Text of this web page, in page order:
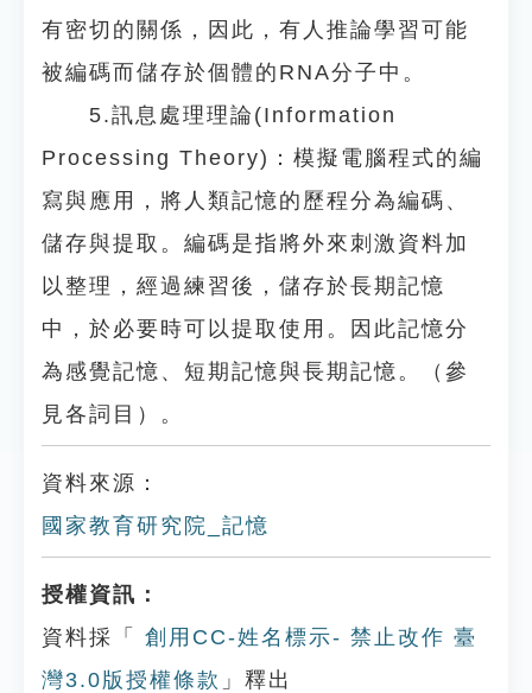
有密切的關係，因此，有人推論學習可能
被編碼而儲存於個體的RNA分子中。
5.訊息處理理論(Information
Processing Theory)：模擬電腦程式的編
寫與應用，將人類記憶的歷程分為編碼、
儲存與提取。編碼是指將外來刺激資料加
以整理，經過練習後，儲存於長期記憶
中，於必要時可以提取使用。因此記憶分
為感覺記憶、短期記憶與長期記憶。（參
見各詞目）。
資料來源：
國家教育研究院_記憶
授權資訊：
資料採「
創用CC-姓名標示- 禁止改作 臺
灣3.0版授權條款 」釋出